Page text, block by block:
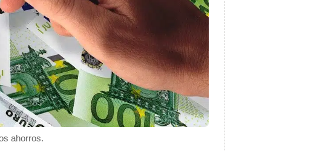
ahorros.